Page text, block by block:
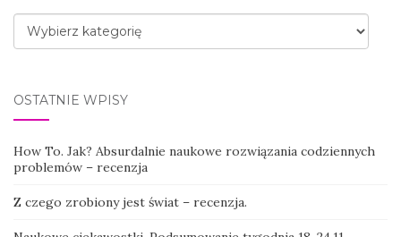
Kategorie
OSTATNIE WPISY
How To. Jak? Absurdalnie naukowe rozwiązania codziennych
problemów – recenzja
Z czego zrobiony jest świat – recenzja.